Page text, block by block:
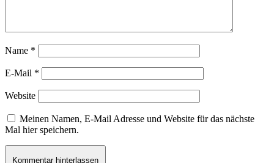
Name *
E-Mail *
Website
Meinen Namen, E-Mail Adresse und Website für das nächste
Mal hier speichern.